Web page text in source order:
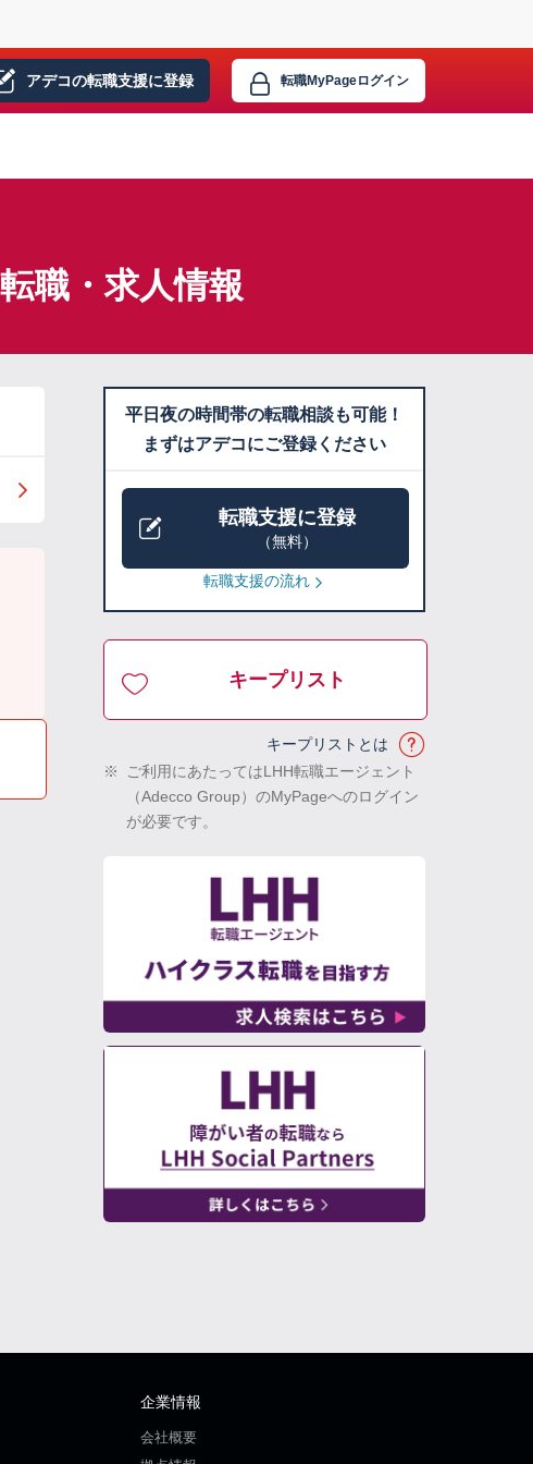
アデコの転職支援に登録 転職MyPageログイン
職・求人情報
平日夜の時間帯の転職相談も可能！
まずはアデコにご登録ください
転職支援に登録
（無料）
転職支援の流れ
キープリスト
キープリストとは
※
ご利用にあたってはLHH転職エージェント
（Adecco Group）のMyPageへのログイン
が必要です。
企業情報
会社概要